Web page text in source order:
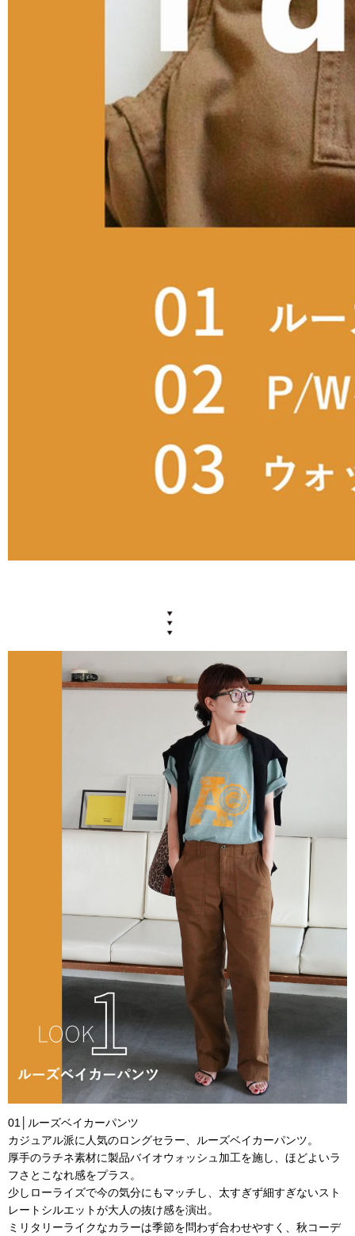
01│ルーズベイカーパンツ
カジュアル派に人気のロングセラー、ルーズベイカーパンツ。
厚手のラチネ素材に製品バイオウォッシュ加工を施し、ほどよいラ
フさとこなれ感をプラス。
少しローライズで今の気分にもマッチし、太すぎず細すぎないスト
レートシルエットが大人の抜け感を演出。
ミリタリーライクなカラーは季節を問わず合わせやすく、秋コーデ